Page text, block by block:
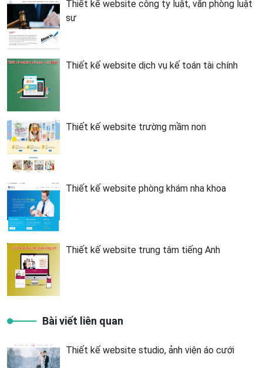
Thiết kế website công ty luật, văn phòng luật
sư
Thiết kế website dịch vụ kế toán tài chính
Thiết kế website trường mầm non
Thiết kế website phòng khám nha khoa
Thiết kế website trung tâm tiếng Anh
Bài viết liên quan
Thiết kế website studio, ảnh viện áo cưới